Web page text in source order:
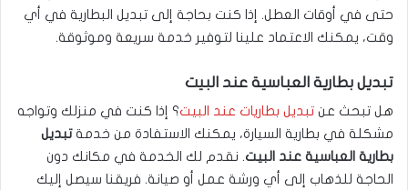
حتى في أوقات العطل. إذا كنت بحاجة إلى تبديل البطارية في أي
وقت، يمكنك الاعتماد علينا لتوفير خدمة سريعة وموثوقة.
تبديل بطارية العباسية عند البيت
هل تبحث عن تبديل بطاريات عند البيت؟ إذا كنت في منزلك وتواجه
مشكلة في بطارية السيارة، يمكنك الاستفادة من خدمةتبديل
بطارية العباسية عند البيت. نقدم لك الخدمة في مكانك دون
الحاجة للذهاب إلى أي ورشة عمل أو صيانة. فريقنا سيصل إليك